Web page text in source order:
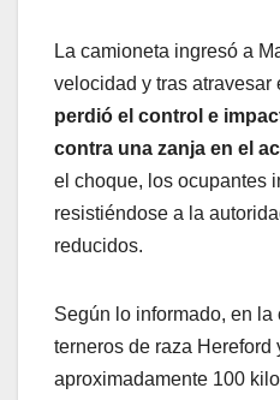
La camioneta ingresó a
velocidad y tras atravesar
perdió el control e
contra una zanja en el
el choque, los ocupantes
resistiéndose a la
reducidos.
Según lo informado, en
terneros de raza Hereford
aproximadamente 100